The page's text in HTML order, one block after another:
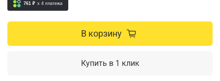
761 ₽ x 4 платежа
В корзину
Купить в 1 клик